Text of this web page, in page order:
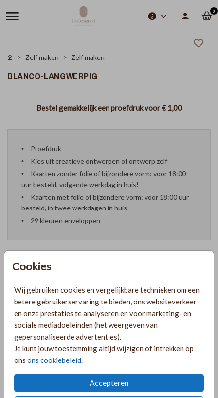
0
Cookies
Wij gebruiken cookies en vergelijkbare technieken om een
betere gebruikerservaring te bieden, ons websiteverkeer
en onze prestaties te analyseren en voor marketing- en
sociale mediadoeleinden (het weergeven van
gepersonaliseerde advertenties).
Je kunt jouw toestemming altijd wijzigen of intrekken op
ons ons cookiebeleid.
Accepteren
Zelf maken Zelf maken
BLANCO-LANGWERPIG
Bestel gemakkelijk een proefdruk voor€ 1,00
Proefdruk
Kies uit creatieve ontwerpen of ontwerp zelf
Kaarten zonder folie of bijzondere vorm: voor 18:00
uur besteld, volgende werkdag in huis!
Kaarten met folie of bijzondere vorm: voor 18:00 uur
besteld, in twee werkdagen in huis
29 kleuren enveloppen
PRODUCTINFORMATIE
OMSCHRIJVING
blanco-langwerpig
COLLECTIE